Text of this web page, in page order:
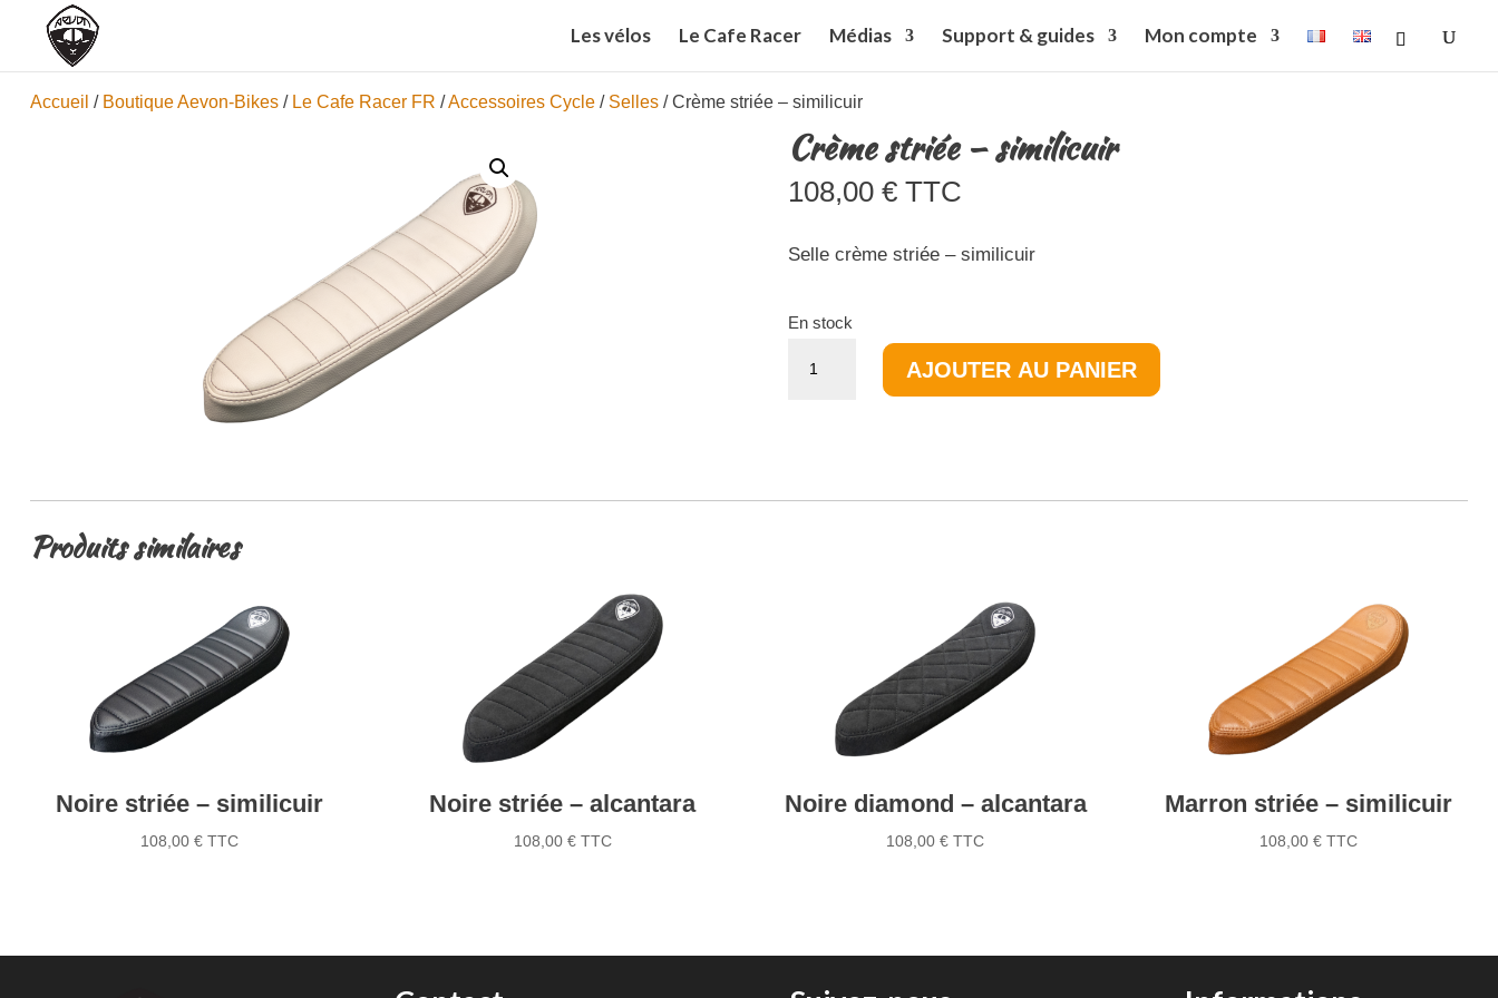
Les vélos Le Cafe Racer Médias Support & guides Mon compte
Accueil / Boutique Aevon-Bikes/ Le Cafe Racer FR /Accessoires Cycle/ Selles/ Crème striée – similicuir
Crème striée – similicuir
108,00€ TTC
Selle crème striée – similicuir
En stock
similicuir
AJOUTER AU PANIER
Produits similaires
Noire striée – similicuir
108,00 € TTC
Noire striée – alcantara
108,00 € TTC
Noire diamond – alcantara
108,00€ TTC
Marron striée – similicuir
108,00€ TTC